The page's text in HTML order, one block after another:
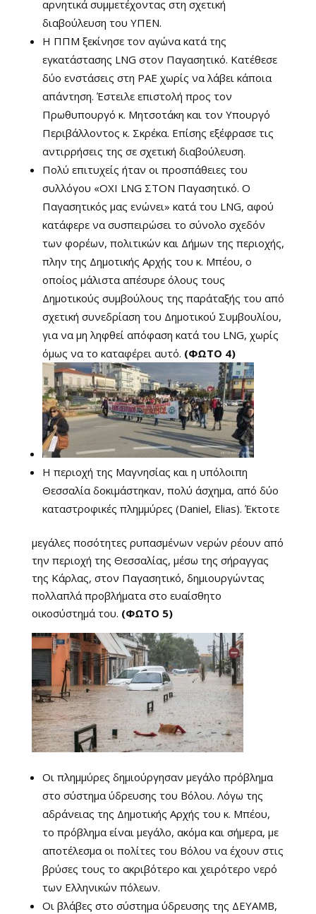
αρνητικά συμμετέχοντας στη σχετική
διαβούλευση του ΥΠΕΝ.
Η ΠΠΜ ξεκίνησε τον αγώνα κατά της
εγκατάστασης LNG στον Παγασητικό. Κατέθεσε
δύο ενστάσεις στη ΡΑΕ χωρίς να λάβει κάποια
απάντηση. Έστειλε επιστολή προς τον
Πρωθυπουργό κ. Μητσοτάκη και τον Υπουργό
Περιβάλλοντος κ. Σκρέκα. Επίσης εξέφρασε τις
αντιρρήσεις της σε σχετική διαβούλευση.
Πολύ επιτυχείς ήταν οι προσπάθειες του
συλλόγου «ΟΧΙ LNG ΣΤΟΝ Παγασητικό. Ο
Παγασητικός μας ενώνει» κατά του LNG, αφού
κατάφερε να συσπειρώσει το σύνολο σχεδόν
των φορέων, πολιτικών και Δήμων της περιοχής,
πλην της Δημοτικής Αρχής του κ. Μπέου, ο
οποίος μάλιστα απέσυρε όλους τους
Δημοτικούς συμβούλους της παράταξής του από
σχετική συνεδρίαση του Δημοτικού Συμβουλίου,
για να μη ληφθεί απόφαση κατά του LNG, χωρίς
όμως να το καταφέρει αυτό. (ΦΩΤΟ 4)
Η περιοχή της Μαγνησίας και η υπόλοιπη
Θεσσαλία δοκιμάστηκαν, πολύ άσχημα, από δύο
καταστροφικές πλημμύρες (Daniel, Elias). Έκτοτε
μεγάλες ποσότητες ρυπασμένων νερών ρέουν από
την περιοχή της Θεσσαλίας, μέσω της σήραγγας
της Κάρλας, στον Παγασητικό, δημιουργώντας
πολλαπλά προβλήματα στο ευαίσθητο
οικοσύστημά του. (ΦΩΤΟ 5)
Οι πλημμύρες δημιούργησαν μεγάλο πρόβλημα
στο σύστημα ύδρευσης του Βόλου. Λόγω της
αδράνειας της Δημοτικής Αρχής του κ. Μπέου,
το πρόβλημα είναι μεγάλο, ακόμα και σήμερα, με
αποτέλεσμα οι πολίτες του Βόλου να έχουν στις
βρύσες τους το ακριβότερο και χειρότερο νερό
των Ελληνικών πόλεων.
Οι βλάβες στο σύστημα ύδρευσης της ΔΕΥΑΜΒ,